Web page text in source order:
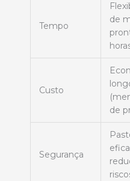
Tempo
de
Custo
de
Segurança